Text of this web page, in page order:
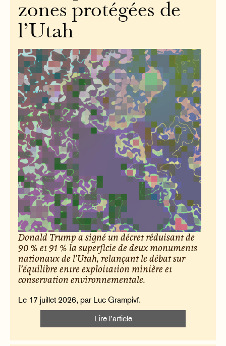
zones protégées de
l’Utah
Donald Trump a signé un décret réduisant de
90 % et 91 % la superficie de deux monuments
nationaux de l’Utah, relançant le débat sur
l’équilibre entre exploitation minière et
conservation environnementale.
Le 17 juillet 2026, par Luc Grampivf.
Lire l’article